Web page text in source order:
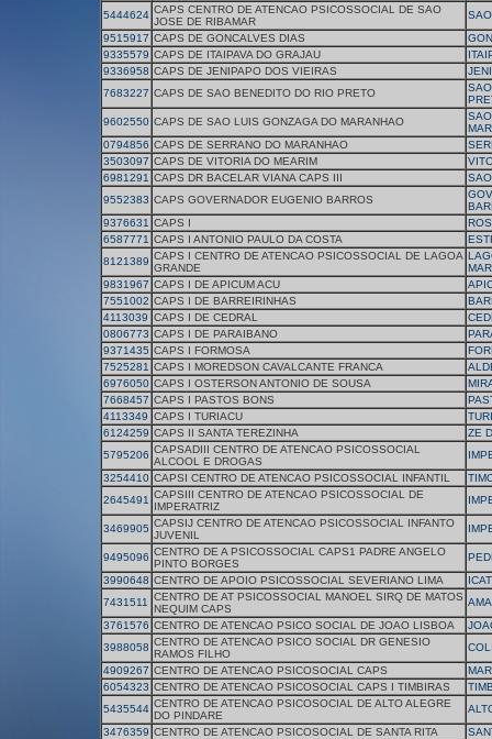
5444624 CAPS CENTRO DE ATENCAO PSICOSSOCIAL DE SAO
JOSE DE RIBAMAR
9515917 CAPS DE GONCALVES DIAS
9335579 CAPS DE ITAIPAVA DO GRAJAU
9336958 CAPS DE JENIPAPO DOS VIEIRAS
7683227 CAPS DE SAO BENEDITO DO RIO PRETO
9602550 CAPS DE SAO LUIS GONZAGA DO MARANHAO
0794856 CAPS DE SERRANO DO MARANHAO
3503097 CAPS DE VITORIA DO MEARIM
6981291 CAPS DR BACELAR VIANA CAPS III
9552383 CAPS GOVERNADOR EUGENIO BARROS
9376631 CAPS I
6587771 CAPS I ANTONIO PAULO DA COSTA
8121389 CAPS I CENTRO DE ATENCAO PSICOSSOCIAL DE LAGOA
GRANDE
9831967 CAPS I DE APICUM ACU
7551002 CAPS I DE BARREIRINHAS
4113039 CAPS I DE CEDRAL
0806773 CAPS I DE PARAIBANO
9371435 CAPS I FORMOSA
7525281 CAPS I MOREDSON CAVALCANTE FRANCA
6976050 CAPS I OSTERSON ANTONIO DE SOUSA
7668457 CAPS I PASTOS BONS
4113349 CAPS I TURIACU
6124259 CAPS II SANTA TEREZINHA
ZE
5795206 CAPSADIII CENTRO DE ATENCAO PSICOSSOCIAL
ALCOOL E DROGAS
3254410 CAPSI CENTRO DE ATENCAO PSICOSSOCIAL INFANTIL
2645491 CAPSIII CENTRO DE ATENCAO PSICOSSOCIAL DE
IMPERATRIZ
3469905 CAPSIJ CENTRO DE ATENCAO PSICOSSOCIAL INFANTO
JUVENIL
9495096 CENTRO DE A PSICOSSOCIAL CAPS1 PADRE ANGELO
PINTO BORGES
3990648 CENTRO DE APOIO PSICOSSOCIAL SEVERIANO LIMA
7431511
CENTRO DE AT PSICOSSOCIAL MANOEL SIRQ DE MATOS
NEQUIM CAPS
3761576 CENTRO DE ATENCAO PSICO SOCIAL DE JOAO LISBOA
3988058 CENTRO DE ATENCAO PSICO SOCIAL DR GENESIO
RAMOS FILHO
4909267 CENTRO DE ATENCAO PSICOSOCIAL CAPS
6054323 CENTRO DE ATENCAO PSICOSOCIAL CAPS I TIMBIRAS
5435544 CENTRO DE ATENCAO PSICOSOCIAL DE ALTO ALEGRE
DO PINDARE
3476359 CENTRO DE ATENCAO PSICOSOCIAL DE SANTA RITA